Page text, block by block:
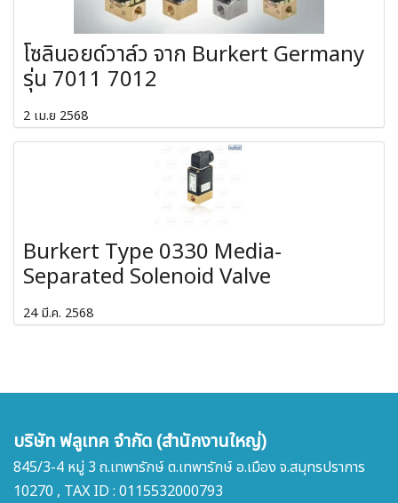
โซลินอยด์วาล์ว จาก Burkert Germany
รุ่น 7011 7012
2 เม.ย 2568
Burkert Type 0330 Media-
Separated Solenoid Valve
24 มี.ค. 2568
บริษัท ฟลูเทค จำกัด (สำนักงานใหญ่)
845/3-4 หมู่ 3 ถ.เทพารักษ์ ต.เทพารักษ์ อ.เมือง จ.สมุทรปราการ
10270 , TAX ID : 0115532000793